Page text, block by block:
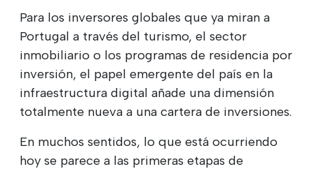
Para los inversores globales que ya miran a
Portugal a través del turismo, el sector
inmobiliario o los programas de residencia por
inversión, el papel emergente del país en la
infraestructura digital añade una dimensión
totalmente nueva a una cartera de inversiones.
En muchos sentidos, lo que está ocurriendo
hoy se parece a las primeras etapas de